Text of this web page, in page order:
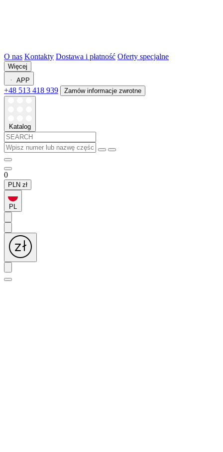
O nas Kontakty Dostawa i płatność Oferty specjalne
Więcej
APP
+48 513 418 939 Zamów informacje zwrotne
Katalog
0
PLN zł
PL